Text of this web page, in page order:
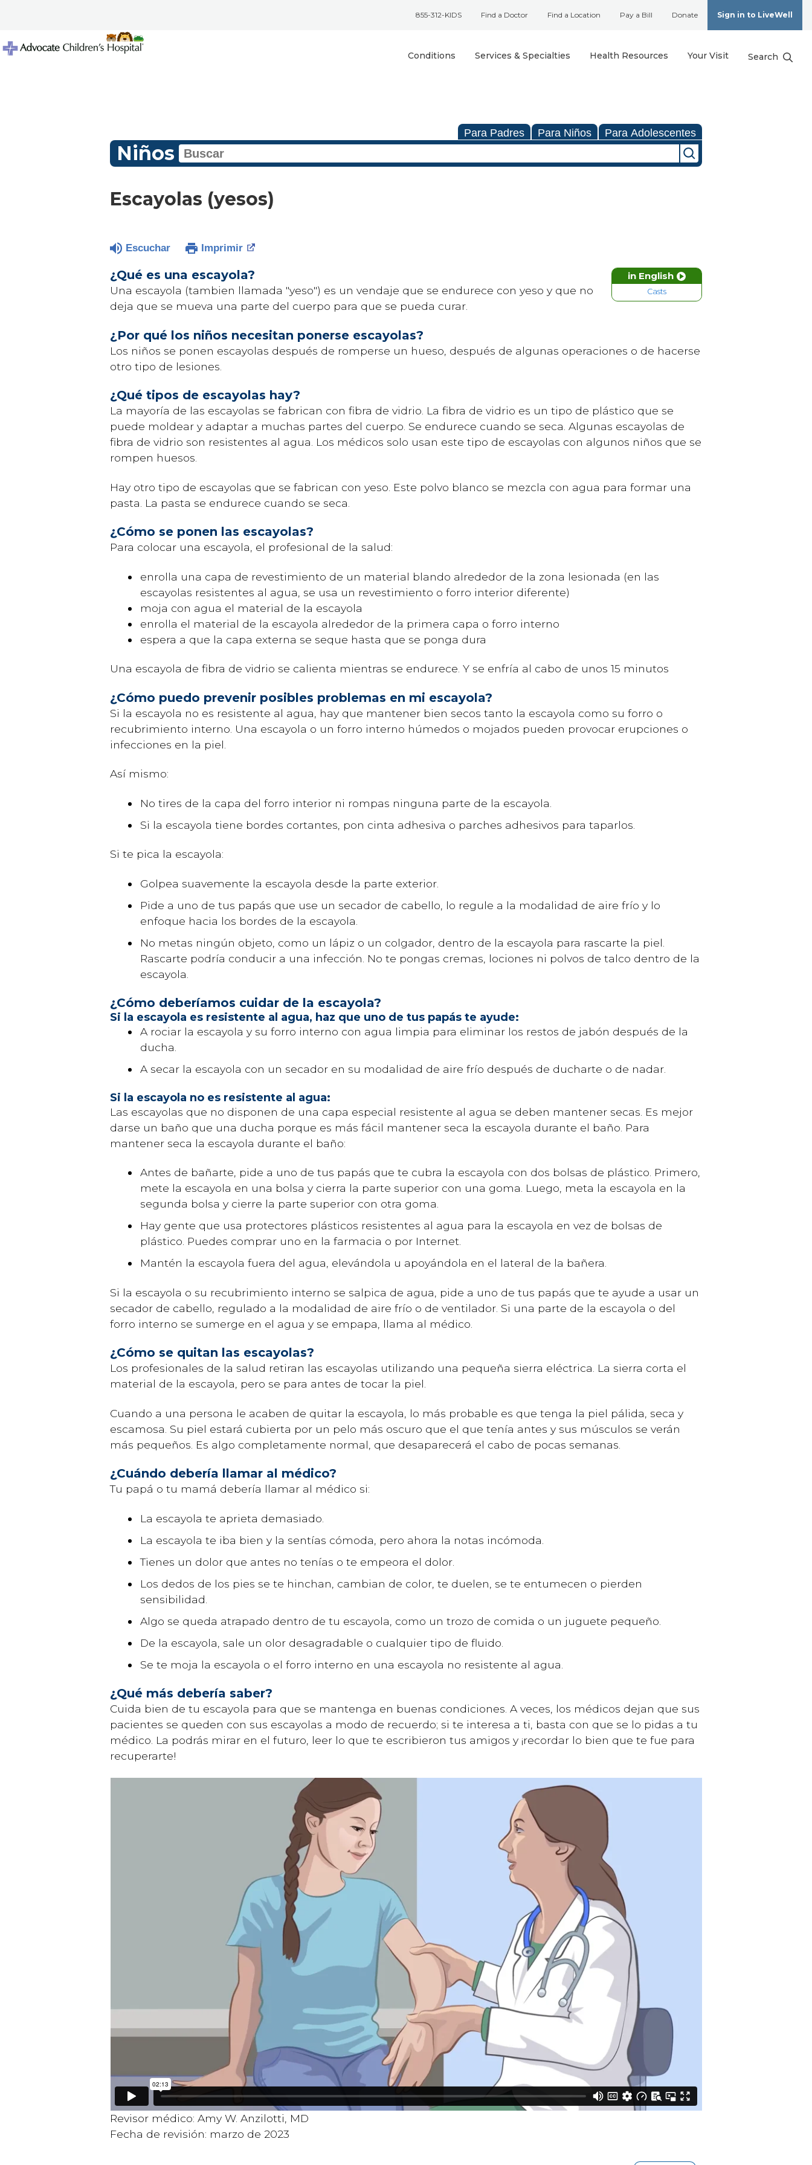
855-312-KIDS Find a Doctor Find a Location Pay a Bill Donate Sign in to LiveWell
Conditions Services & Specialties Health Resources Your Visit Search
Para Padres Para Niños Para Adolescentes
Niños
Escayolas (yesos)
Escuchar Imprimir
in English
Casts
¿Qué es una escayola?
Una escayola (tambien llamada "yeso") es un vendaje que se endurece con yeso y que no
deja que se mueva una parte del cuerpo para que se pueda curar
¿Por qué los niños necesitan ponerse escayolas?
Los niños se ponen escayolas después de romperse un hueso, después de algunas operaciones o de hacerse
otro tipo de lesiones.
¿Qué tipos de escayolas hay?
La mayoría de las escayolas se fabrican con fibra de vidrio. La fibra de vidrio es un tipo de plástico que se
puede moldear y adaptar a muchas partes del cuerpo. Se endurece cuando se seca. Algunas escayolas de
fibra de vidrio son resistentes al agua. Los médicos solo usan este tipo de escayolas con algunos niños que se
rompen huesos.
Hay otro tipo de escayolas que se fabrican con yeso. Este polvo blanco se mezcla con agua para formar una
pasta. La pasta se endurece cuando se seca.
¿Cómo se ponen las escayolas?
Para colocar una escayola, el profesional de la salud:
enrolla una capa de revestimiento de un material blando alrededor de la zona lesionada (en las
escayolas resistentes al agua, se usa un revestimiento o forro interior diferente)
moja con agua el material de la escayola
enrolla el material de la escayola alrededor de la primera capa o forro interno
espera a que la capa externa se seque hasta que se ponga dura
Una escayola de fibra de vidrio se calienta mientras se endurece. Y se enfría al cabo de unos 15 minutos
¿Cómo puedo prevenir posibles problemas en mi escayola?
Si la escayola no es resistente al agua, hay que mantener bien secos tanto la escayola como su forro o
recubrimiento interno. Una escayola o un forro interno húmedos o mojados pueden provocar erupciones o
infecciones en la piel.
Así mismo:
No tires de la capa del forro interior ni rompas ninguna parte de la escayola.
Si la escayola tiene bordes cortantes, pon cinta adhesiva o parches adhesivos para taparlos.
Si te pica la escayola:
Golpea suavemente la escayola desde la parte exterior.
Pide a uno de tus papás que use un secador de cabello, lo regule a la modalidad de aire frío y lo
enfoque hacia los bordes de la escayola.
No metas ningún objeto, como un lápiz o un colgador, dentro de la escayola para rascarte la piel.
Rascarte podría conducir a una infección. No te pongas cremas, lociones ni polvos de talco dentro de la
escayola.
¿Cómo deberíamos cuidar de la escayola?
Si la escayola es resistente al agua, haz que uno de tus papás te ayude:
A rociar la escayola y su forro interno con agua limpia para eliminar los restos de jabón después de la
ducha.
A secar la escayola con un secador en su modalidad de aire frío después de ducharte o de nadar.
Si la escayola no es resistente al agua:
Las escayolas que no disponen de una capa especial resistente al agua se deben mantener secas. Es mejor
darse un baño que una ducha porque es más fácil mantener seca la escayola durante el baño. Para
mantener seca la escayola durante el baño:
Antes de bañarte, pide a uno de tus papás que te cubra la escayola con dos bolsas de plástico. Primero,
mete la escayola en una bolsa y cierra la parte superior con una goma. Luego, meta la escayola en la
segunda bolsa y cierre la parte superior con otra goma.
Hay gente que usa protectores plásticos resistentes al agua para la escayola en vez de bolsas de
plástico. Puedes comprar uno en la farmacia o por Internet.
Mantén la escayola fuera del agua, elevándola u apoyándola en el lateral de la bañera.
Si la escayola o su recubrimiento interno se salpica de agua, pide a uno de tus papás que te ayude a usar un
secador de cabello, regulado a la modalidad de aire frío o de ventilador. Si una parte de la escayola o del
forro interno se sumerge en el agua y se empapa, llama al médico.
¿Cómo se quitan las escayolas?
Los profesionales de la salud retiran las escayolas utilizando una pequeña sierra eléctrica. La sierra corta el
material de la escayola, pero se para antes de tocar la piel.
Cuando a una persona le acaben de quitar la escayola, lo más probable es que tenga la piel pálida, seca y
escamosa. Su piel estará cubierta por un pelo más oscuro que el que tenía antes y sus músculos se verán
más pequeños. Es algo completamente normal, que desaparecerá el cabo de pocas semanas.
¿Cuándo debería llamar al médico?
Tu papá o tu mamá debería llamar al médico si:
La escayola te aprieta demasiado.
La escayola te iba bien y la sentías cómoda, pero ahora la notas incómoda.
Tienes un dolor que antes no tenías o te empeora el dolor.
Los dedos de los pies se te hinchan, cambian de color, te duelen, se te entumecen o pierden
sensibilidad.
Algo se queda atrapado dentro de tu escayola, como un trozo de comida o un juguete pequeño.
De la escayola, sale un olor desagradable o cualquier tipo de fluido.
Se te moja la escayola o el forro interno en una escayola no resistente al agua.
¿Qué más debería saber?
Cuida bien de tu escayola para que se mantenga en buenas condiciones. A veces, los médicos dejan que sus
pacientes se queden con sus escayolas a modo de recuerdo; si te interesa a ti, basta con que se lo pidas a tu
médico. La podrás mirar en el futuro, leer lo que te escribieron tus amigos y ¡recordar lo bien que te fue para
recuperarte!
Revisor médico: Amy W. Anzilotti, MD
Fecha de revisión: marzo de 2023